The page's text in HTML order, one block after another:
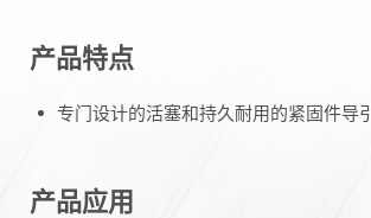
产品特点
专门设计的活塞和持久耐用的紧固件导引
产品应用